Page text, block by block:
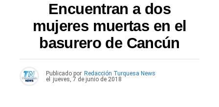
Encuentran a dos
mujeres muertas en el
basurero de Cancún
Publicado por Redacción Turquesa News
el
jueves, 7 de junio de 2018